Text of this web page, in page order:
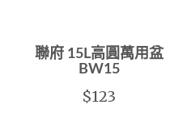
聯府 15L高圓萬用盆
BW15
$123